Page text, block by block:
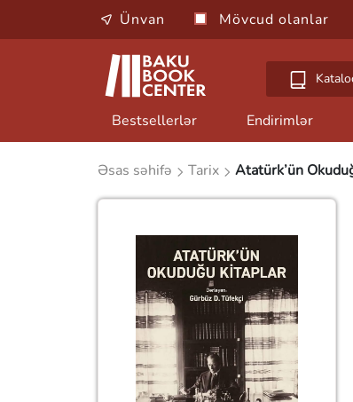
Ünvan Mövcud olanlar
Bestsellerlər Endirimlər
Əsas səhifə Tarix Atatürk’ün